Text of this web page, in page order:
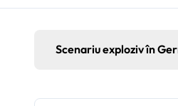
Scenariu exploziv în